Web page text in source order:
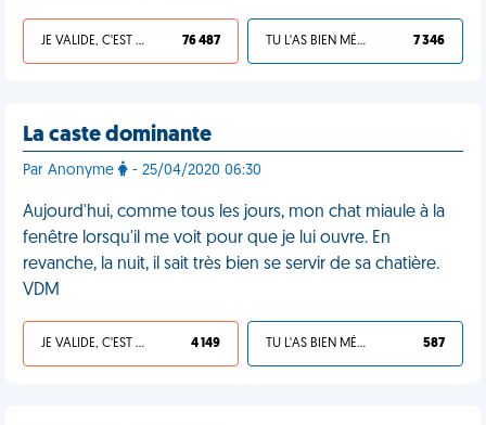
JE VALIDE, C'EST UNE VDM 76 487 TU L'AS BIEN MÉRITÉ 7 346
La caste dominante
Par Anonyme - 25/04/2020 06:30
Aujourd'hui, comme tous les jours, mon chat miaule à la
fenêtre lorsqu'il me voit pour que je lui ouvre. En
revanche, la nuit, il sait très bien se servir de sa chatière.
VDM
JE VALIDE, C'EST UNE VDM 4 149 TU L'AS BIEN MÉRITÉ 587